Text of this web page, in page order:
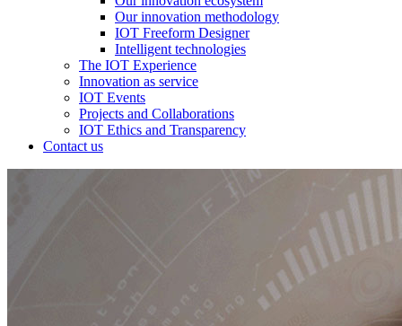
Our innovation methodology
IOT Freeform Designer
Intelligent technologies
The IOT Experience
Innovation as service
IOT Events
Projects and Collaborations
IOT Ethics and Transparency
Contact us